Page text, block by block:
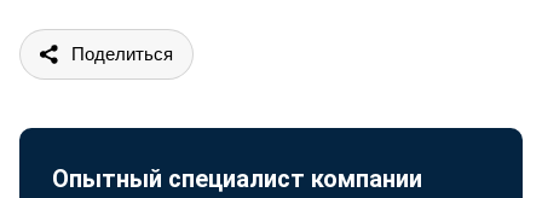
Поделиться
Опытный специалист компании